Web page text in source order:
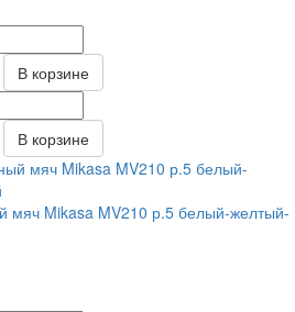
В корзине
В корзине
мяч Mikasa MV210 р.5 белый-желтый-